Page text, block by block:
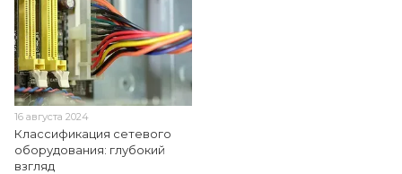
16 августа 2024
Классификация сетевого
оборудования: глубокий
взгляд